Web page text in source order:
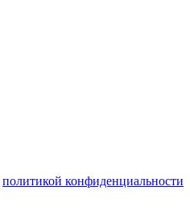
политикой конфиденциальности